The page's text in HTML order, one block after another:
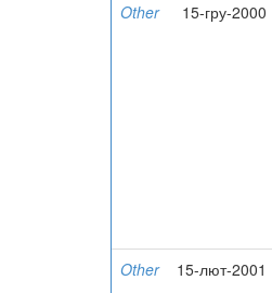
Other
15-гру-2000
Other
15-лют-2001